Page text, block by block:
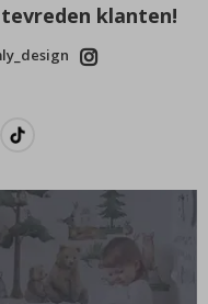
klanten!